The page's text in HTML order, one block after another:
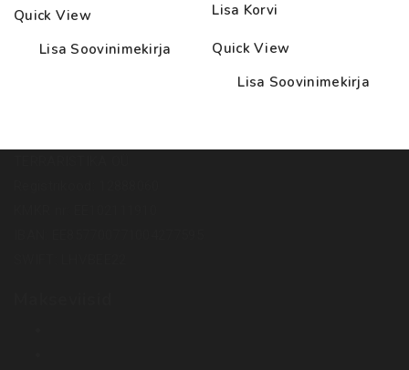
Quick View
Lisa Soovinimekirja
Lisa Korvi
Quick View
Lisa Soovinimekirja